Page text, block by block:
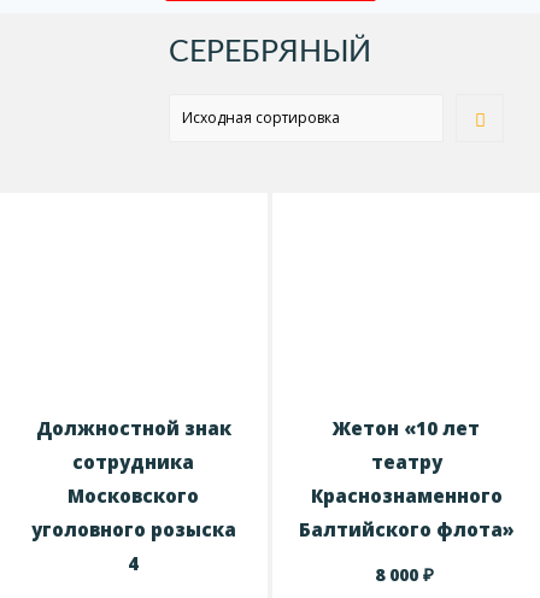
СЕРЕБРЯНЫЙ
Должностной знак
сотрудника
Московского
уголовного розыска
4
Жетон «10 лет
театру
Краснознаменного
Балтийского флота»
8 000₽